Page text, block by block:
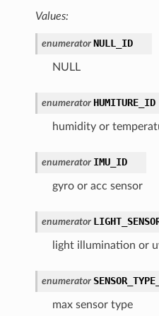
Values:
enumerator NULL_ID
NULL
enumerator HUMITURE_ID
humidity or
enumerator IMU_ID
gyro or acc sensor
enumerator
light illumination or
enumerator
max sensor type